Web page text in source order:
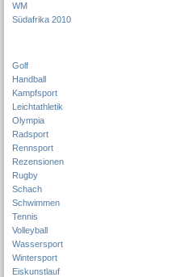
WM
Südafrika 2010
Golf
Handball
Kampfsport
Leichtathletik
Olympia
Radsport
Rennsport
Rezensionen
Rugby
Schach
Schwimmen
Tennis
Volleyball
Wassersport
Wintersport
Eiskunstlauf